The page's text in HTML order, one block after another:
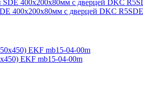
400х200х80мм с дверцей DKC
EKF mb15-04-00m